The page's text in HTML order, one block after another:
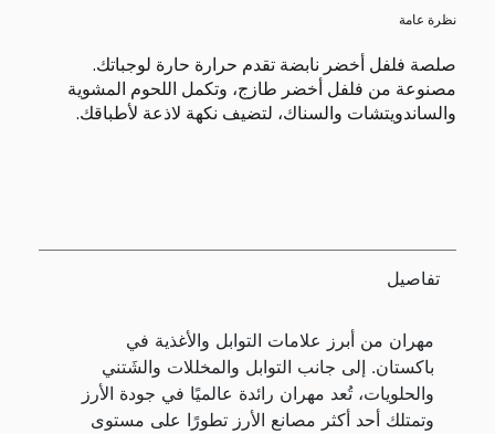
نظرة عامة
صلصة فلفل أخضر نابضة تقدم حرارة حارة لوجباتك.
مصنوعة من فلفل أخضر طازج، وتكمل اللحوم المشوية
والساندويتشات والسناك، لتضيف نكهة لاذعة لأطباقك.
تفاصيل
مهران من أبرز علامات التوابل والأغذية في
باكستان. إلى جانب التوابل والمخللات والشَتني
والحلويات، تُعد مهران رائدة عالميًا في جودة الأرز
وتمتلك أحد أكثر مصانع الأرز تطورًا على مستوى